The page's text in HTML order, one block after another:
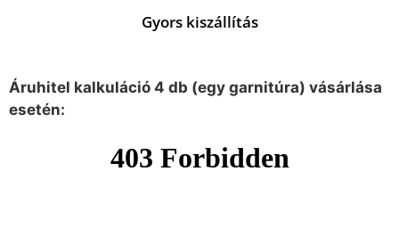
Gyors kiszállítás
Áruhitel kalkuláció 4 db (egy garnitúra) vásárlása
esetén: